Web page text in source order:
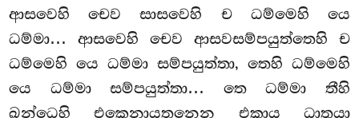
ආසවෙහි චෙව සාසවෙහි ච ධම්මෙහි යෙ
ධම්මා… ආසවෙහි චෙව ආසවසම්පයුත්තෙහි ච
ධම්මෙහි යෙ ධම්මා සම්පයුත්තා, තෙහි ධම්මෙහි
යෙ ධම්මා සම්පයුත්තා… තෙ ධම්මා තීහි
ඛන්ධෙහි එකෙනායතනෙන එකාය ධාතුයා